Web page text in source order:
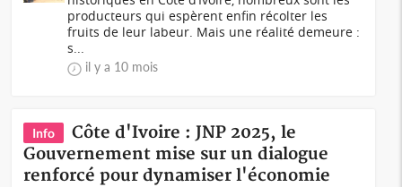
producteurs qui espèrent enfin récolter les
fruits de leur labeur. Mais une réalité demeure :
s...
il y a 10 mois
Info
Côte d'Ivoire : JNP 2025, le
Gouvernement mise sur un dialogue
renforcé pour dynamiser l'économie